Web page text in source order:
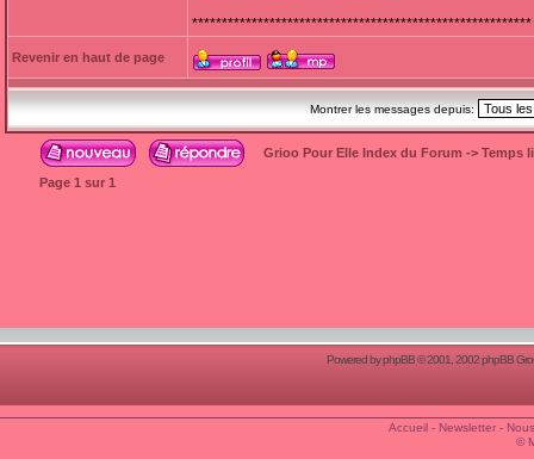
*********************************************************
Revenir en haut de page
Montrer les messages depuis:
Grioo Pour Elle Index du Forum -> Temps
Page 1 sur 1
Powered byphpBB© 2001, 2002 phpBB
Accueil- Newsletter-
©